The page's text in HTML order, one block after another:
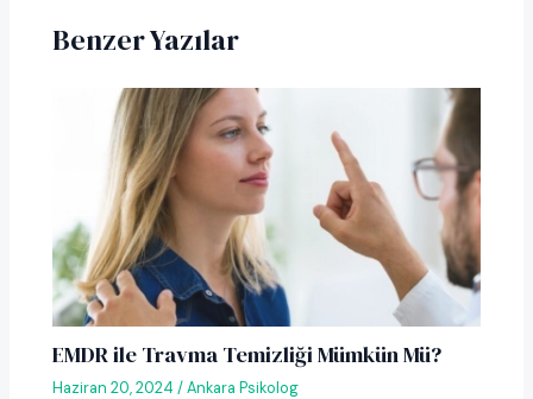
Benzer Yazılar
EMDR ile Travma Temizliği Mümkün Mü?
Haziran 20, 2024/Ankara Psikolog